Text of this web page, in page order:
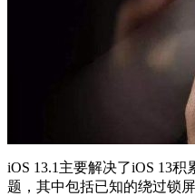
iOS 13.1主要解决了iOS 13
题，其中包括已知的绕过锁